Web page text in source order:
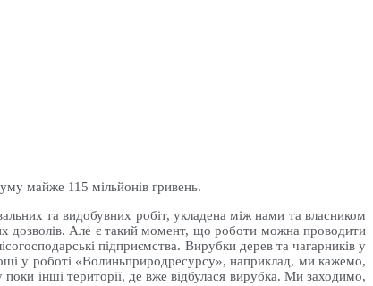
майже 115 мільйонів гривень.
та видобувних робіт, укладена між нами та власником
дозволів. Але є такий момент, що роботи можна проводити
підприємства. Вирубки дерев та чагарників у
у роботі «Волиньприродресурсу», наприклад, ми кажемо,
інші території, де вже відбулася вирубка. Ми заходимо,